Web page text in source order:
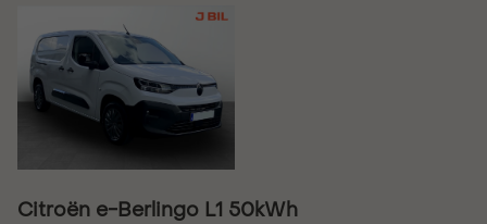
Citroën e-Berlingo L1 50kWh